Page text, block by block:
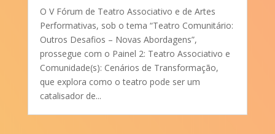
O V Fórum de Teatro Associativo e de Artes
Performativas, sob o tema “Teatro Comunitário:
Outros Desafios – Novas Abordagens”,
prossegue com o Painel 2: Teatro Associativo e
Comunidade(s): Cenários de Transformação,
que explora como o teatro pode ser um
catalisador de...